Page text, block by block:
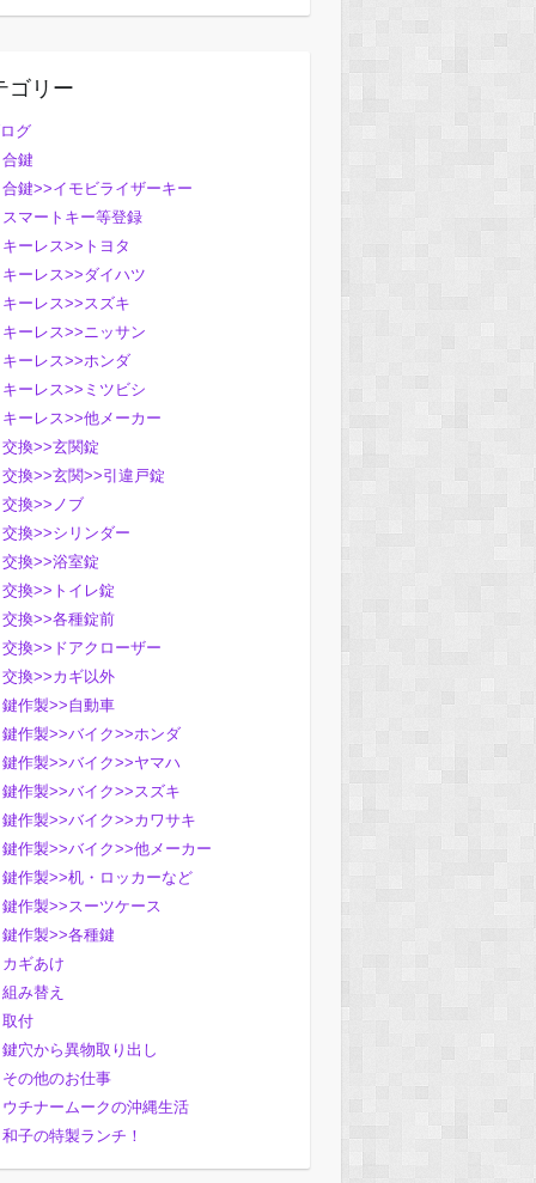
ゴリー
グ
合鍵
合鍵>>イモビライザーキー
スマートキー等登録
キーレス>>トヨタ
キーレス>>ダイハツ
キーレス>>スズキ
キーレス>>ニッサン
キーレス>>ホンダ
キーレス>>ミツビシ
キーレス>>他メーカー
交換>>玄関錠
交換>>玄関>>引違戸錠
交換>>ノブ
交換>>シリンダー
交換>>浴室錠
交換>>トイレ錠
交換>>各種錠前
交換>>ドアクローザー
交換>>カギ以外
鍵作製>>自動車
鍵作製>>バイク>>ホンダ
鍵作製>>バイク>>ヤマハ
鍵作製>>バイク>>スズキ
鍵作製>>バイク>>カワサキ
鍵作製>>バイク>>他メーカー
鍵作製>>机・ロッカーなど
鍵作製>>スーツケース
鍵作製>>各種鍵
カギあけ
組み替え
取付
鍵穴から異物取り出し
その他のお仕事
ウチナームークの沖縄生活
和子の特製ランチ！